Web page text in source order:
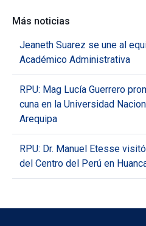
Más noticias
Jeaneth Suarez se une al
Académico Administrativa
RPU: Mag Lucía Guerrero
cuna en la Universidad
Arequipa
RPU: Dr. Manuel Etesse
del Centro del Perú en